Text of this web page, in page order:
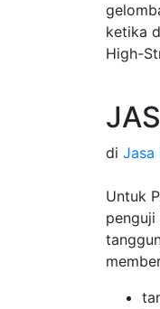
ketika
High-
di Jasa
Untuk